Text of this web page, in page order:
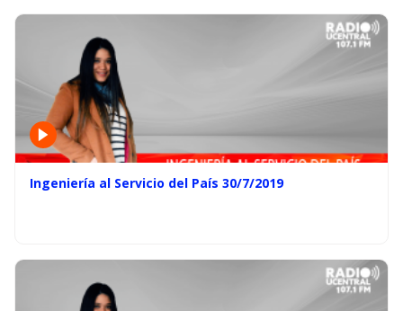
Ingeniería al Servicio del País 30/7/2019